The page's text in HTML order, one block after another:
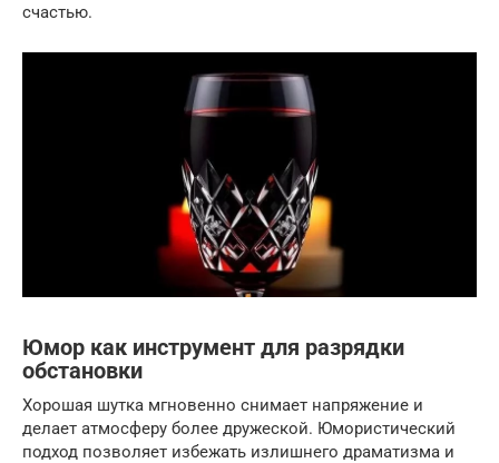
счастью.
Юмор как инструмент для разрядки
обстановки
Хорошая шутка мгновенно снимает напряжение и
делает атмосферу более дружеской. Юмористический
подход позволяет избежать излишнего драматизма и